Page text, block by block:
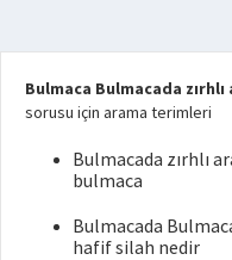
Bulmaca Bulmacada
sorusu için arama terimleri
Bulmacada zırhlı
bulmaca
Bulmacada
hafif silah nedir